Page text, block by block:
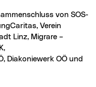
Verein
Linz, Migrare –
Diakoniewerk OÖ und